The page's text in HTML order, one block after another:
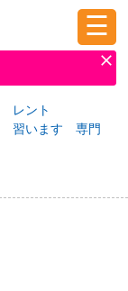
☰
レント
習います
専門